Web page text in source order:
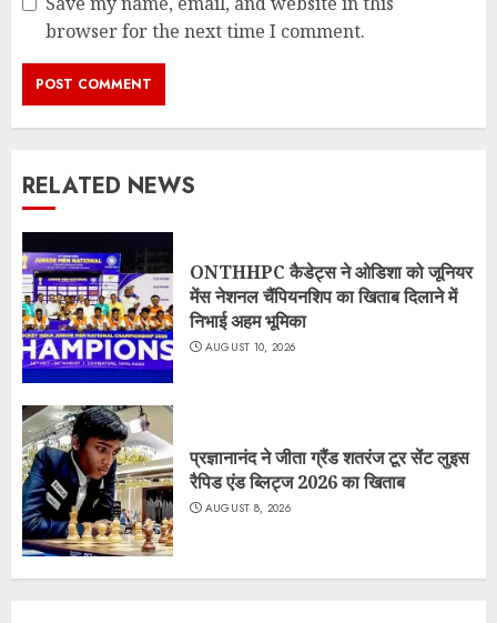
browser for the next time I comment.
RELATED NEWS
ONTHHPC कैडेट्स ने ओडिशा को जूनियर
मेंस नेशनल चैंपियनशिप का खिताब दिलाने में
निभाई अहम भूमिका
AUGUST 10, 2026
प्रज्ञानानंद ने जीता ग्रैंड शतरंज टूर सेंट लुइस
रैपिड एंड ब्लिट्ज 2026 का खिताब
AUGUST 8, 2026